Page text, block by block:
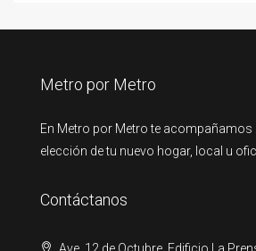
Metro por Metro
En Metro por Metro te acompañamos
elección de tu nuevo hogar, local u
Contáctanos